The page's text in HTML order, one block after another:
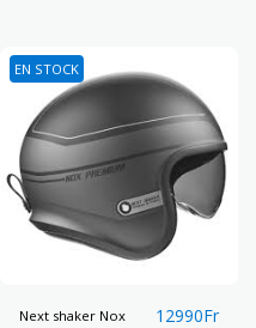
EN STOCK
Next shaker Nox 12990Fr